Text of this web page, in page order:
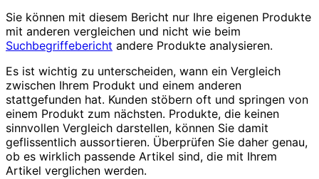
Sie können mit diesem Bericht nur Ihre eigenen Produkte
mit anderen vergleichen und nicht wie beim
Suchbegriffebericht andere Produkte analysieren.
Es ist wichtig zu unterscheiden, wann ein Vergleich
zwischen Ihrem Produkt und einem anderen
stattgefunden hat. Kunden stöbern oft und springen von
einem Produkt zum nächsten. Produkte, die keinen
sinnvollen Vergleich darstellen, können Sie damit
geflissentlich aussortieren. Überprüfen Sie daher genau,
ob es wirklich passende Artikel sind, die mit Ihrem
Artikel verglichen werden.